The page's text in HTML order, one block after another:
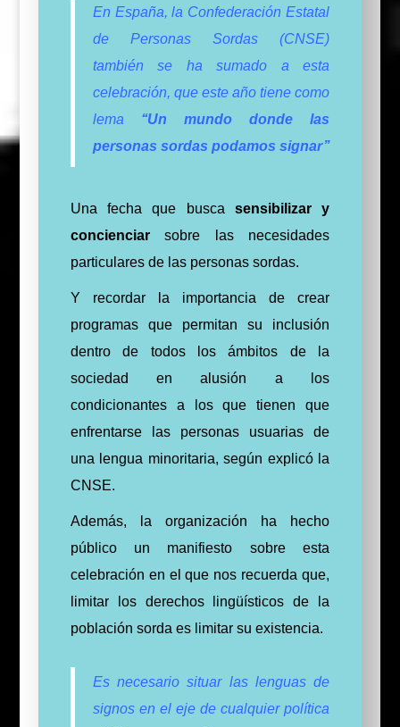
En España, la Confederación Estatal
de Personas Sordas (CNSE)
también se ha sumado a esta
celebración, que este año tiene como
lema ‘‘Un mundo donde las
personas sordas podamos signar’’
Una fecha que busca sensibilizar y
concienciarsobre las necesidades
particulares de las personas sordas.
Y recordar la importancia de crear
programas que permitan su inclusión
dentro de todos los ámbitos de la
sociedad en alusión a los
condicionantes a los que tienen que
enfrentarse las personas usuarias de
una lengua minoritaria, según explicó la
CNSE.
Además, la organización ha hecho
público un manifiesto sobre esta
celebración en el que nos recuerda que,
limitar los derechos lingüísticos de la
población sorda es limitar su existencia.
Es necesario situar las lenguas de
signos en el eje de cualquier política